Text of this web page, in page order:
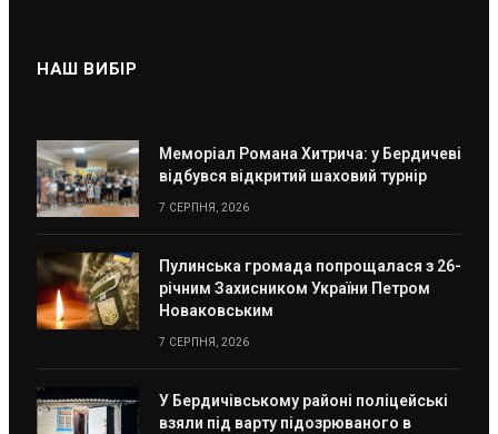
НАШ ВИБІР
Меморіал Романа Хитрича: у Бердичеві
відбувся відкритий шаховий турнір
7 СЕРПНЯ, 2026
Пулинська громада попрощалася з 26-
річним Захисником України Петром
Новаковським
7 СЕРПНЯ, 2026
У Бердичівському районі поліцейські
взяли під варту підозрюваного в